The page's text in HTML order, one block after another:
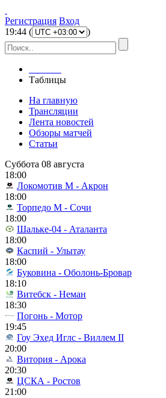
Регистрация Вход
19:44 ( )
Таблицы
На главную
Трансляции
Лента новостей
Обзоры матчей
Статьи
Суббота 08 августа
18:00
Локомотив М - Акрон
18:00
Торпедо М - Сочи
18:00
Шальке-04 - Аталанта
18:00
Каспий - Улытау
18:00
Буковина - Оболонь-Бровар
18:10
Витебск - Неман
18:30
Погонь - Мотор
19:45
Гоу Эхед Иглс - Виллем II
20:00
Витория - Арока
20:30
ЦСКА - Ростов
21:00